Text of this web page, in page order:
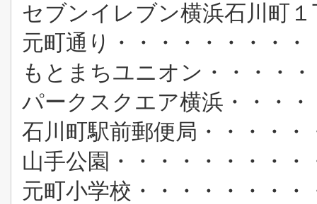
セブンイレブン横浜石川町
元町通り・・・・・・・・・
もとまちユニオン・・・・
パークスクエア横浜・・・
石川町駅前郵便局・・・・・
山手公園・・・・・・・・・
元町小学校・・・・・・・・